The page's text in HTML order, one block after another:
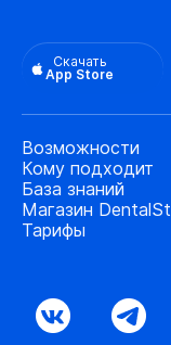
Скачать
App Store
Возможности
Кому подходит
База знаний
Магазин
Тарифы